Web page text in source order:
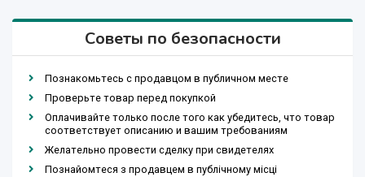
Советы по безопасности
Познакомьтесь с продавцом в публичном месте
Проверьте товар перед покупкой
Оплачивайте только после того как убедитесь, что товар
соответствует описанию и вашим требованиям
Желательно провести сделку при свидетелях
Познайомтеся з продавцем в публічному місці